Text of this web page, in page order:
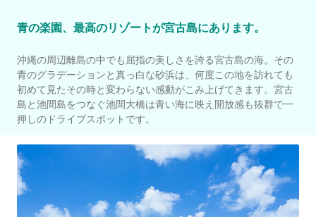
青の楽園、最高のリゾートが宮古島にあります。
沖縄の周辺離島の中でも屈指の美しさを誇る宮古島の海。その
青のグラデーションと真っ白な砂浜は、何度この地を訪れても
初めて見たその時と変わらない感動がこみ上げてきます。宮古
島と池間島をつなぐ池間大橋は青い海に映え開放感も抜群で一
押しのドライブスポットです。